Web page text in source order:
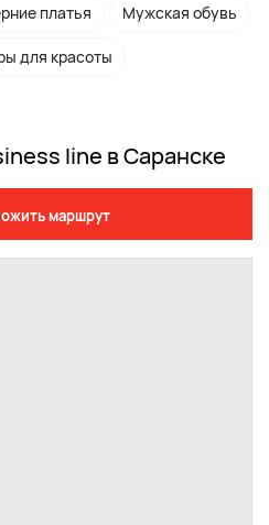
платья Мужская обувь
для красоты
line в Саранске
маршрут